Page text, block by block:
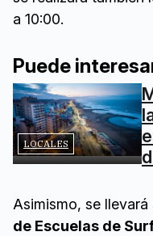
a 10:00.
Puede
LOCALES
Asimismo, se llevará
de Escuelas de